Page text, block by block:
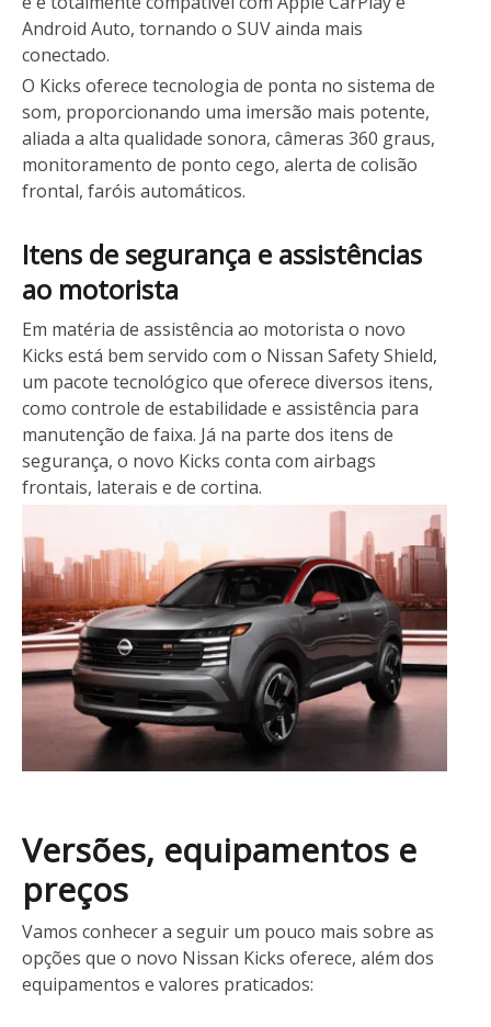
Android Auto, tornando o SUV ainda mais
conectado.
O Kicks oferece tecnologia de ponta no sistema de
som, proporcionando uma imersão mais potente,
aliada a alta qualidade sonora, câmeras 360 graus,
monitoramento de ponto cego, alerta de colisão
frontal, faróis automáticos.
Itens de segurança e assistências
ao motorista
Em matéria de assistência ao motorista o novo
Kicks está bem servido com o Nissan Safety Shield,
um pacote tecnológico que oferece diversos itens,
como controle de estabilidade e assistência para
manutenção de faixa. Já na parte dos itens de
segurança, o novo Kicks conta com airbags
frontais, laterais e de cortina.
Versões, equipamentos e
preços
Vamos conhecer a seguir um pouco mais sobre as
opções que o novo Nissan Kicks oferece, além dos
equipamentos e valores praticados: